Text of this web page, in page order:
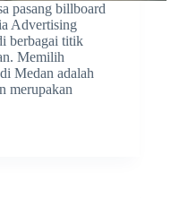
pasang billboard
Advertising
berbagai titik
Memilih
Medan adalah
merupakan